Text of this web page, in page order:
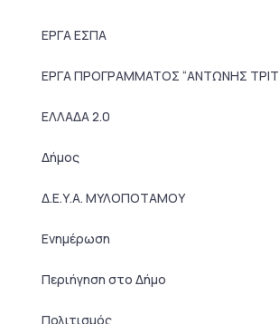
ΕΡΓΑ ΕΣΠΑ
ΕΡΓΑ ΠΡΟΓΡΑΜΜΑΤΟΣ “ΑΝΤΩΝΗΣ
ΕΛΛΑΔΑ 2.0
Δήμος
Δ.Ε.Υ.Α. ΜΥΛΟΠΟΤΑΜΟΥ
Ενημέρωση
Περιήγηση στο Δήμο
Πολιτισμός